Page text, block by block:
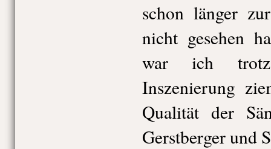
schon länger
nicht gesehen
war ich trotz
Inszenierung
Qualität der
Gerstberger und